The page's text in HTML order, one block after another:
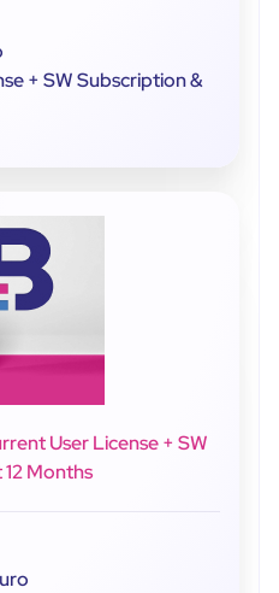
+ SW Subscription &
User License + SW
Months